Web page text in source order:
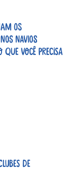
os
navios
que você precisa
de